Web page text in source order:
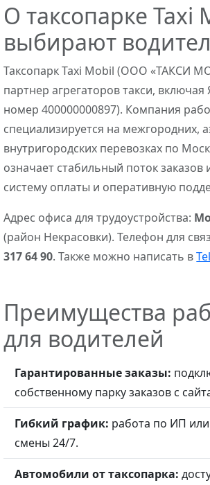
О таксопарке Taxi
выбирают
Таксопарк Taxi Mobil (ООО «ТАКСИ
партнер агрегаторов такси, включая
номер 400000000897). Компания
специализируется на межгородних,
внутригородских перевозках по
означает стабильный поток
систему оплаты и оперативную
Адрес офиса для трудоустройства:
(район Некрасовки). Телефон для
317 64 90. Также можно написать в
Преимущества
для водителей
Гарантированные заказы:
собственному парку заказов с
Гибкий график: работа по ИП
смены 24/7.
Автомобили от таксопарка: